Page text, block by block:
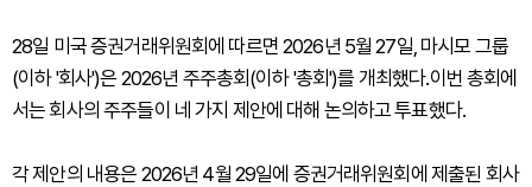
28일 미국 증권거래위원회에 따르면 2026년 5월 27일, 마시모 그룹
(이하 '회사')은 2026년 주주총회(이하 '총회')를 개최했다.이번 총회에
서는 회사의 주주들이 네 가지 제안에 대해 논의하고 투표했다.
각 제안의 내용은 2026년 4월 29일에 증권거래위원회에 제출된 회사